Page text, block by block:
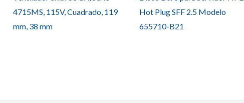
4715MS, 115V, Cuadrado, 119
mm, 38 mm
Hot Plug SFF 2.5 Modelo
655710-B21